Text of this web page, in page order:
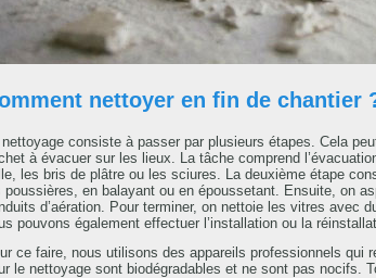
nettoyer en fin de chantier
nettoyage consiste à passer par plusieurs étapes. Cela
à évacuer sur les lieux. La tâche comprend
les bris de plâtre ou les sciures. La deuxième étape
poussières, en balayant ou en époussetant. Ensuite, on
d’aération. Pour terminer, on nettoie les vitres avec
pouvons également effectuer l’installation ou la
ce faire, nous utilisons des appareils professionnels qui
le nettoyage sont biodégradables et ne sont pas nocifs.